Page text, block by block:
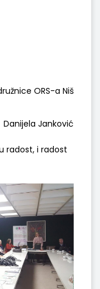
ORS-a Niš
Danijela Janković
radost, i radost